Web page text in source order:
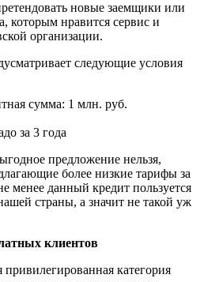
новые заемщики или
которым нравится сервис и
организации.
следующие условия
сумма: 1 млн. руб.
за 3 года
предложение нельзя,
более низкие тарифы за
менее данный кредит пользуется
страны, а значит не такой уж
клиентов
привилегированная категория